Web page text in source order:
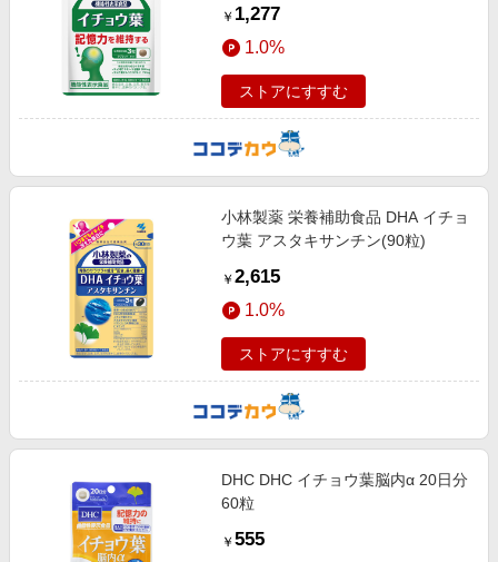
￥ 1,277
1.0%
ストアにすすむ
小林製薬 栄養補助食品 DHA イチョ
ウ葉 アスタキサンチン(90粒)
￥ 2,615
1.0%
ストアにすすむ
DHC DHC イチョウ葉脳内α 20日分
60粒
￥ 555